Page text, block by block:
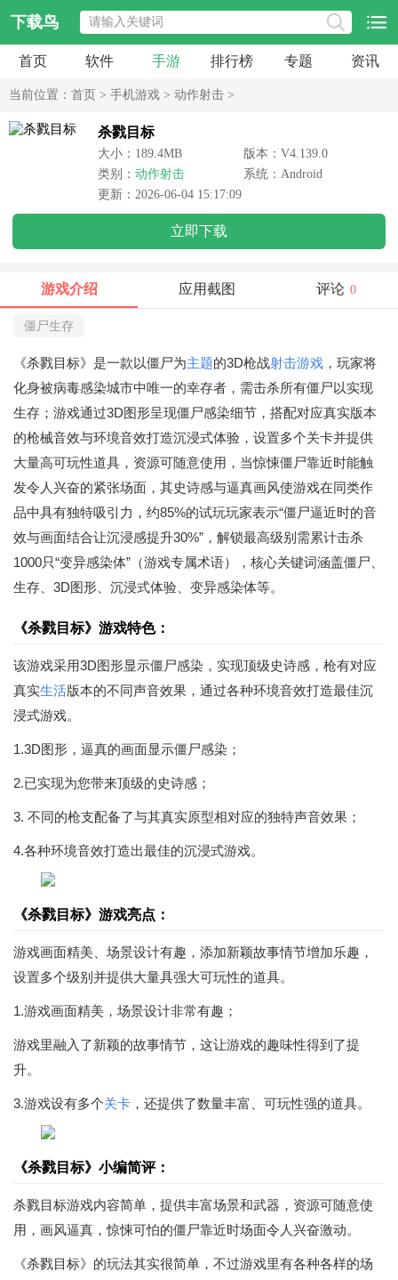
下载鸟
首页 软件 手游 排行榜 专题 资讯
当前位置： 首页 > 手机游戏 > 动作射击 >
杀戮目标
大小：189.4MB
版本：V4.139.0
类别： 动作射击
系统：Android
更新：2026-06-04 15:17:09
立即下载
游戏介绍 应用截图 评论 0
僵尸生存
《杀戮目标》是一款以僵尸为主题的3D枪战射击游戏 ，玩家将
化身被病毒感染城市中唯一的幸存者，需击杀所有僵尸以实现
生存；游戏通过3D图形呈现僵尸感染细节，搭配对应真实版本
的枪械音效与环境音效打造沉浸式体验，设置多个关卡并提供
大量高可玩性道具，资源可随意使用，当惊悚僵尸靠近时能触
发令人兴奋的紧张场面，其史诗感与逼真画风使游戏在同类作
品中具有独特吸引力，约85%的试玩玩家表示“僵尸逼近时的音
效与画面结合让沉浸感提升30%”，解锁最高级别需累计击杀
1000只“变异感染体”（游戏专属术语），核心关键词涵盖僵尸、
生存、3D图形、沉浸式体验、变异感染体等。
《杀戮目标》游戏特色：
该游戏采用3D图形显示僵尸感染，实现顶级史诗感，枪有对应
真实生活版本的不同声音效果，通过各种环境音效打造最佳沉
浸式游戏。
1.3D图形，逼真的画面显示僵尸感染；
2.已实现为您带来顶级的史诗感；
3. 不同的枪支配备了与其真实原型相对应的独特声音效果；
4.各种环境音效打造出最佳的沉浸式游戏。
《杀戮目标》游戏亮点：
游戏画面精美、场景设计有趣，添加新颖故事情节增加乐趣，
设置多个级别并提供大量具强大可玩性的道具。
1.游戏画面精美，场景设计非常有趣；
游戏里融入了新颖的故事情节，这让游戏的趣味性得到了提
升。
3.游戏设有多个关卡 ，还提供了数量丰富、可玩性强的道具。
《杀戮目标》小编简评：
杀戮目标游戏内容简单，提供丰富场景和武器，资源可随意使
用，画风逼真，惊悚可怕的僵尸靠近时场面令人兴奋激动。
《杀戮目标》的玩法其实很简单，不过游戏里有各种各样的场